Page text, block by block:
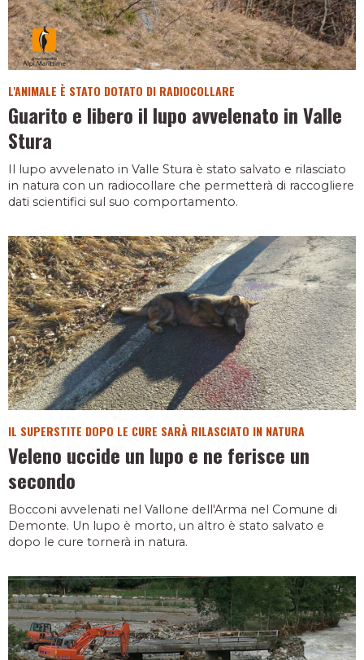
L'ANIMALE È STATO DOTATO DI RADIOCOLLARE
Guarito e libero il lupo avvelenato in Valle
Stura
Il lupo avvelenato in Valle Stura è stato salvato e rilasciato
in natura con un radiocollare che permetterà di raccogliere
dati scientifici sul suo comportamento.
IL SUPERSTITE DOPO LE CURE SARÀ RILASCIATO IN NATURA
Veleno uccide un lupo e ne ferisce un
secondo
Bocconi avvelenati nel Vallone dell'Arma nel Comune di
Demonte. Un lupo è morto, un altro è stato salvato e
dopo le cure tornerà in natura.